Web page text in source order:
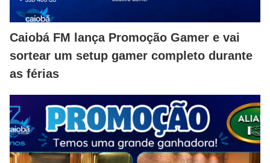
Caiobá FM lança Promoção Gamer e vai
sortear um setup gamer completo durante
as férias